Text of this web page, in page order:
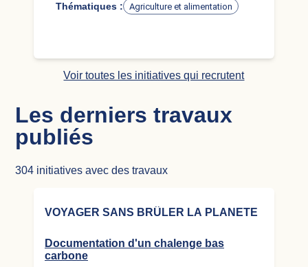
parcours de certification des conférenciers.
Thématiques : Agriculture et alimentation
Voir toutes les initiatives qui recrutent
Les derniers travaux
publiés
304 initiatives avec des travaux
VOYAGER SANS BRÛLER LA PLANETE
Documentation d'un chalenge bas
carbone